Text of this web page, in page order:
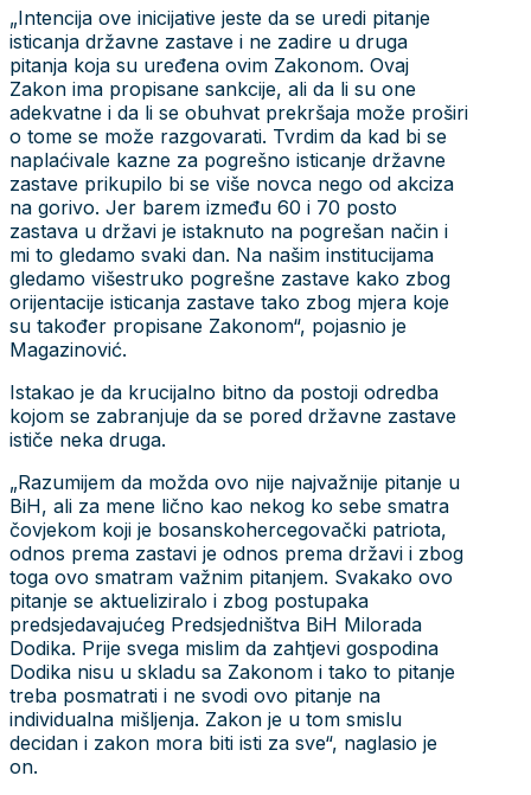
„Intencija ove inicijative jeste da se uredi pitanje
isticanja državne zastave i ne zadire u druga
pitanja koja su uređena ovim Zakonom. Ovaj
Zakon ima propisane sankcije, ali da li su one
adekvatne i da li se obuhvat prekršaja može proširi
o tome se može razgovarati. Tvrdim da kad bi se
naplaćivale kazne za pogrešno isticanje državne
zastave prikupilo bi se više novca nego od akciza
na gorivo. Jer barem između 60 i 70 posto
zastava u državi je istaknuto na pogrešan način i
mi to gledamo svaki dan. Na našim institucijama
gledamo višestruko pogrešne zastave kako zbog
orijentacije isticanja zastave tako zbog mjera koje
su također propisane Zakonom“, pojasnio je
Magazinović.
Istakao je da krucijalno bitno da postoji odredba
kojom se zabranjuje da se pored državne zastave
ističe neka druga.
„Razumijem da možda ovo nije najvažnije pitanje u
BiH, ali za mene lično kao nekog ko sebe smatra
čovjekom koji je bosanskohercegovački patriota,
odnos prema zastavi je odnos prema državi i zbog
toga ovo smatram važnim pitanjem. Svakako ovo
pitanje se aktueliziralo i zbog postupaka
predsjedavajućeg Predsjedništva BiH Milorada
Dodika. Prije svega mislim da zahtjevi gospodina
Dodika nisu u skladu sa Zakonom i tako to pitanje
treba posmatrati i ne svodi ovo pitanje na
individualna mišljenja. Zakon je u tom smislu
decidan i zakon mora biti isti za sve“, naglasio je
on.